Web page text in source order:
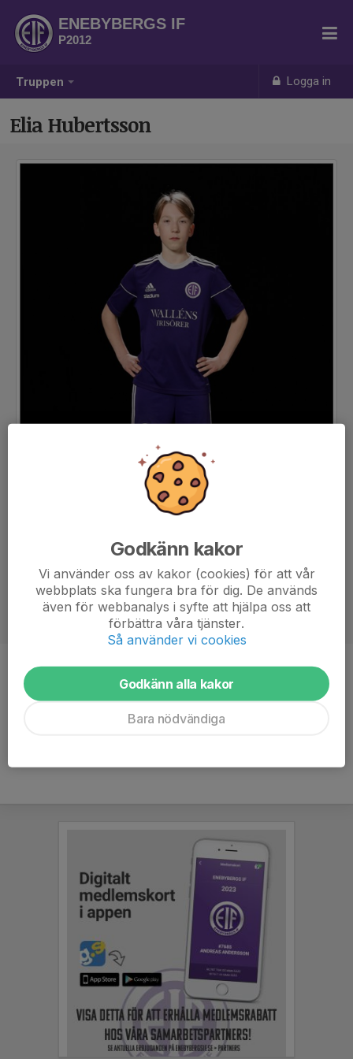
Truppen Logga in
ENEBYBERGS IF
P2012
Elia Hubertsson
Position
Ålder
13 år
Godkänn kakor
Vi använder oss av kakor (cookies) för att vår
webbplats ska fungera bra för dig. De används
även för webbanalys i syfte att hjälpa oss att
förbättra våra tjänster.
Så använder vi cookies
Godkänn alla kakor
Bara nödvändiga